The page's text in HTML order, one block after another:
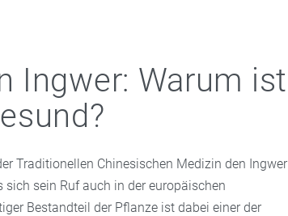
Ingwer: Warum ist
Traditionellen Chinesischen Medizin den Ingwer
sein Ruf auch in der europäischen
Bestandteil der Pflanze ist dabei einer der